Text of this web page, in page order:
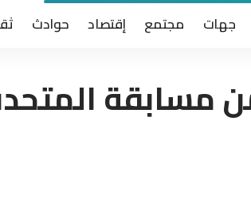
جهات مجتمع إقتصاد حوادث
مسابقة